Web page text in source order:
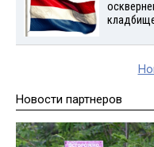
Новости партнеров